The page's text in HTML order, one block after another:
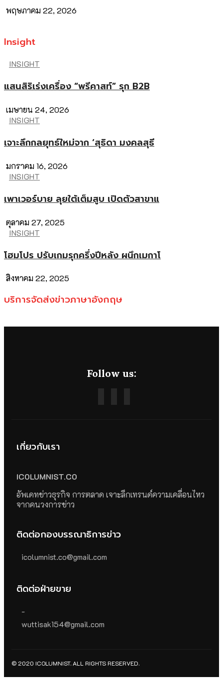
พฤษภาคม 22, 2026
Insight
INSIGHT
แสนสิริเร่งเครื่อง “พรีคาสท์” รุก B2B
เมษายน 24, 2026
INSIGHT
เจาะลึกกลยุทธ์ใหม่จาก ‘สุธิดา มงคลสุธี
มกราคม 16, 2026
INSIGHT
เพาเวอร์บาย ลุยใต้เต็มสูบ เปิดตัวสาขาแ
ตุลาคม 27, 2025
INSIGHT
โฮมโปร ปรับเกมรุกครึ่งปีหลัง ผนึกเมกาโ
สิงหาคม 22, 2025
บริการจัดส่งข่าวภาษาอังกฤษ
Follow us:
เกี่ยวกับเรา
ICOLUMNIST.CO
อัพเดทข่าวธุรกิจ การตลาด เจาะลึกเทรนด์ความเคลื่อนไหว
จากคนวงการข่าว
ติดต่อกองบรรณาธิการข่าว
icolumnist.co@gmail.com
ติดต่อฝ่ายขาย
-
wuttisak154@gmail.com
© 2020 ICOLUMNIST. ALL RIGHTS RESERVED.